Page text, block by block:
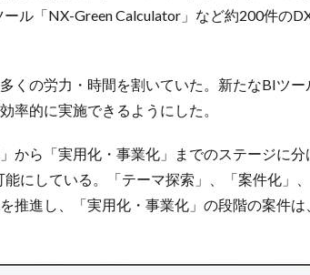
ル「NX-Green Calculator」など約200件の
くの労力・時間を割いていた。新たなBIツー
率的に実施できるようにした。
から「実用化・事業化」までのステージに分
にしている。「テーマ探索」、「案件化」
推進し、「実用化・事業化」の段階の案件は